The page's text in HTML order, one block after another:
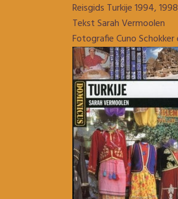
Reisgids Turkije 1994,
Tekst Sarah Vermoolen
Fotografie Cuno